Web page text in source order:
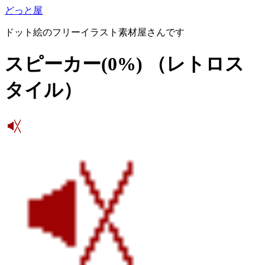
どっと屋
ドット絵のフリーイラスト素材屋さんです
スピーカー(0%) （レトロス
タイル）